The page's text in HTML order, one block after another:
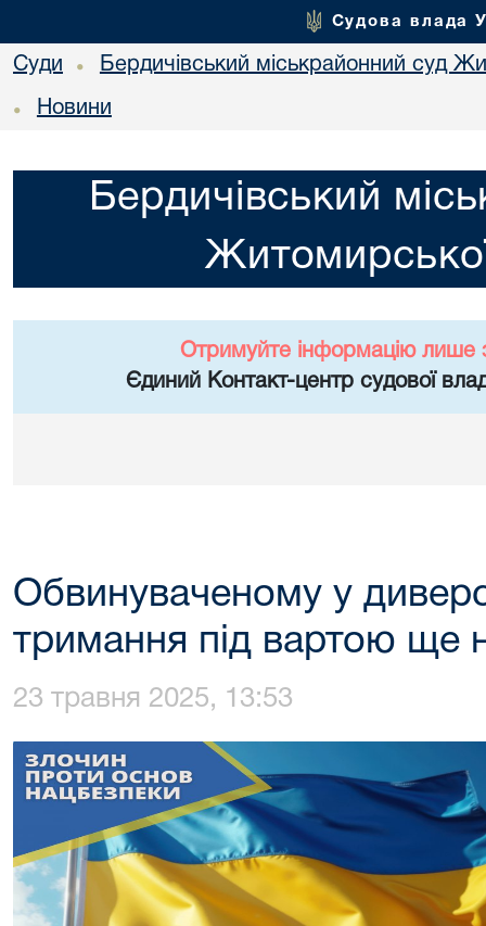
Судова влада
Суди • Бердичівський міськрайонний суд
• Новини
Бердичівський
Отримуйте інформацію лише
Єдиний Контакт-центр судової
Обвинуваченому у
тримання під вартою ще
23 травня 2025, 13:53